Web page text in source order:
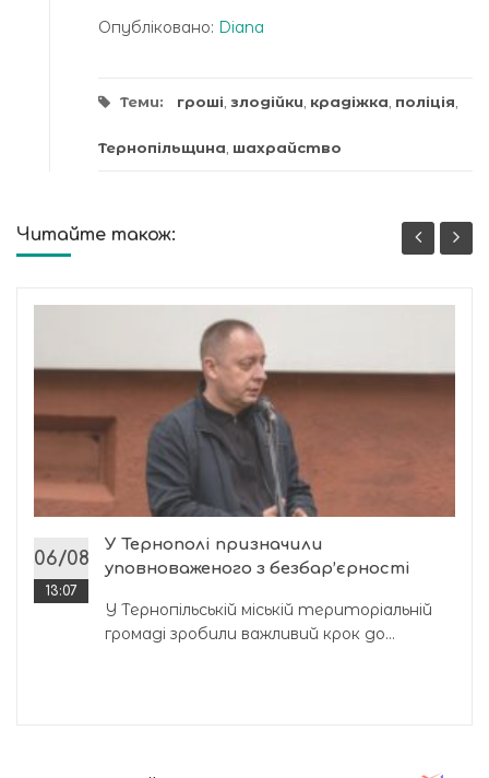
Опубліковано: Diana
Теми: гроші злодійки крадіжка поліція
Тернопільщина шахрайство
Читайте також:
06/08
13:07
У Тернополі призначили
уповноваженого з безбар’єрності
У Тернопільській міській територіальній
громаді зробили важливий крок до...